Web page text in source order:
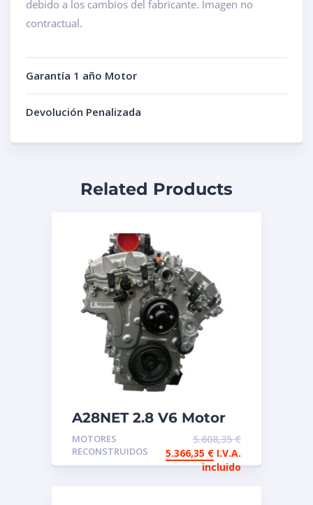
debido a los cambios del fabricante. Imagen no
contractual.
Garantía 1 año Motor
Devolución Penalizada
Related Products
A28NET 2.8 V6 Motor
de intercambio
aligerado
MOTORES
RECONSTRUIDOS
5.608,35€
5.366,35 € I.V.A.
incluido